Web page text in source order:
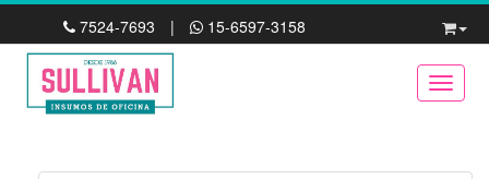
7524-7693 | 15-6597-3158